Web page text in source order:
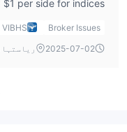
per side for indices
such as FTSE 100.
Broker Issues
VIBHS
2025-07-02